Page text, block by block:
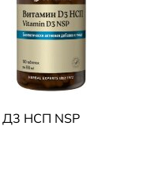
Д3 НСП NSP